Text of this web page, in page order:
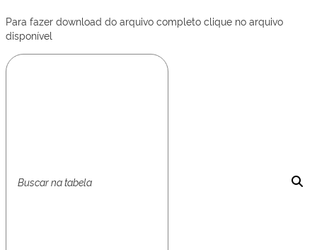
Para fazer download do arquivo completo clique no arquivo
disponível